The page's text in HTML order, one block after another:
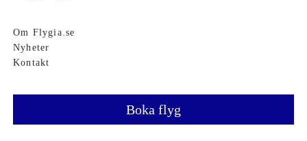
Om Flygia.se
Nyheter
Kontakt
Boka flyg